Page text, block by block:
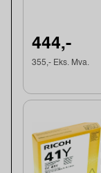
444,-
355,- Eks. Mva.